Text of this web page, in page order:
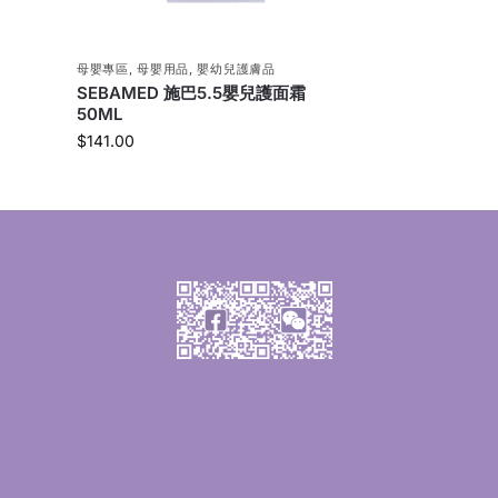
母嬰專區,母嬰用品,嬰幼兒護膚品
SEBAMED 施巴5.5嬰兒護面霜
50ML
$141.00